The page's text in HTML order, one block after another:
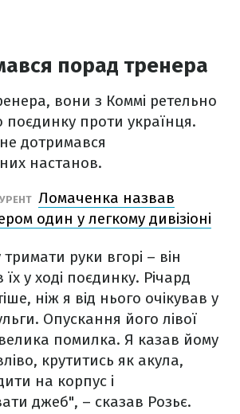
порад тренера
вони з Коммі ретельно
поєдинку проти українця.
дотримався
настанов.
Ломаченка назвав
один у легкому дивізіоні
руки вгорі – він
у ході поєдинку. Річард
ніж я від нього очікував у
Опускання його лівої
помилка. Я казав йому
крутитись як акула,
на корпус і
джеб", – сказав Розьє.